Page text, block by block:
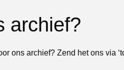
archief?
ons archief? Zend het ons via